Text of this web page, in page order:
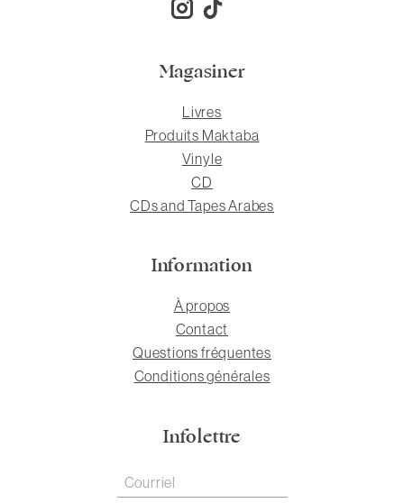
Magasiner
Livres
Produits Maktaba
Vinyle
CD
CDs and Tapes Arabes
Information
À propos
Contact
Questions fréquentes
Conditions générales
Infolettre